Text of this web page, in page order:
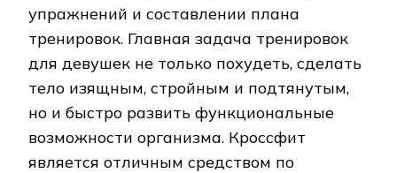
упражнений и составлении плана
тренировок. Главная задача тренировок
для девушек не только похудеть, сделать
тело изящным, стройным и подтянутым,
но и быстро развить функциональные
возможности организма. Кроссфит
является отличным средством по